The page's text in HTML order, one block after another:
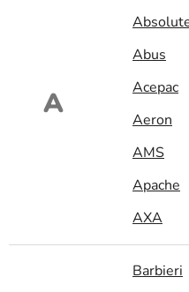
A
Abus
Acepac
Aeron
AMS
Apache
AXA
Barbieri